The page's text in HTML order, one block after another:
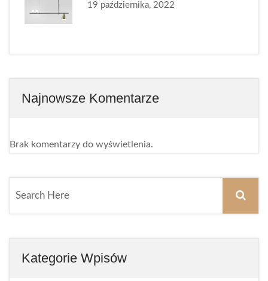
19 października, 2022
Najnowsze Komentarze
Brak komentarzy do wyświetlenia.
Kategorie Wpisów